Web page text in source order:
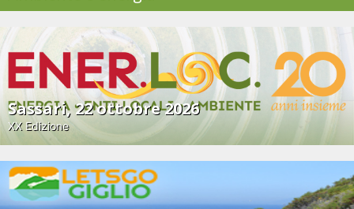
Sassari, 22 ottobre 2026
XX Edizione